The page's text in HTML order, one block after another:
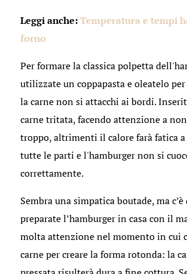
Leggi anche:Temperatura e tempi
forno
Per formare la classica polpetta
utilizzate un coppapasta e oleatelo per
la carne non si attacchi ai bordi.
carne tritata, facendo attenzione a
troppo, altrimenti il calore farà fatica a
tutte le parti e l'hamburger non si
correttamente.
Sembra una simpatica boutade, ma
preparate l’hamburger in casa con il
molta attenzione nel momento in cui
carne per creare la forma rotonda: la